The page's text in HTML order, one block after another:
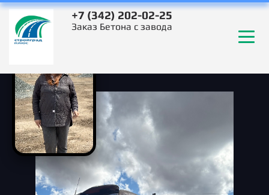
+7 (342) 202-02-25
Заказ Бетона с завода
Заказать
Бетон